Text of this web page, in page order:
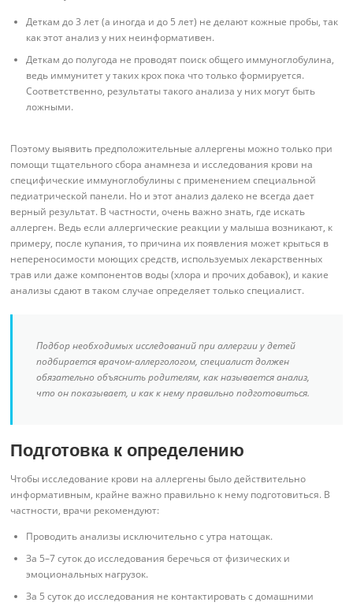
Деткам до 3 лет (а иногда и до 5 лет) не делают кожные пробы, так
как этот анализ у них неинформативен.
Деткам до полугода не проводят поиск общего иммуноглобулина,
ведь иммунитет у таких крох пока что только формируется.
Соответственно, результаты такого анализа у них могут быть
ложными.
Поэтому выявить предположительные аллергены можно только при
помощи тщательного сбора анамнеза и исследования крови на
специфические иммуноглобулины с применением специальной
педиатрической панели. Но и этот анализ далеко не всегда дает
верный результат. В частности, очень важно знать, где искать
аллерген. Ведь если аллергические реакции у малыша возникают, к
примеру, после купания, то причина их появления может крыться в
непереносимости моющих средств, используемых лекарственных
трав или даже компонентов воды (хлора и прочих добавок), и какие
анализы сдают в таком случае определяет только специалист.
Подбор необходимых исследований при аллергии у детей
подбирается врачом-аллергологом, специалист должен
обязательно объяснить родителям, как называется анализ,
что он показывает, и как к нему правильно подготовиться.
Подготовка к определению
Чтобы исследование крови на аллергены было действительно
информативным, крайне важно правильно к нему подготовиться. В
частности, врачи рекомендуют:
Проводить анализы исключительно с утра натощак.
За 5–7 суток до исследования беречься от физических и
эмоциональных нагрузок.
За 5 суток до исследования не контактировать с домашними